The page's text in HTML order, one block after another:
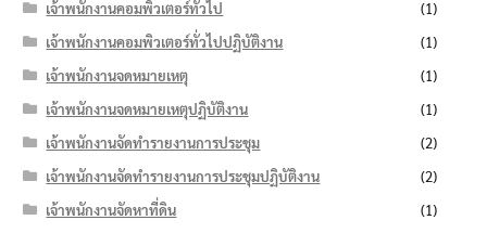
เจ้าพนักงานคอมพิวเตอร์ทั่วไป
(1)
เจ้าพนักงานคอมพิวเตอร์ทั่วไปปฏิบัติงาน
(1)
เจ้าพนักงานจดหมายเหตุ
(1)
เจ้าพนักงานจดหมายเหตุปฏิบัติงาน
(1)
เจ้าพนักงานจัดทำรายงานการประชุม
(2)
เจ้าพนักงานจัดทำรายงานการประชุมปฏิบัติงาน
(2)
เจ้าพนักงานจัดหาที่ดิน
(1)